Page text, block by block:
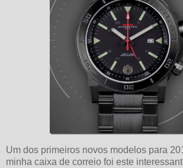
Um dos primeiros novos modelos para
minha caixa de correio foi este